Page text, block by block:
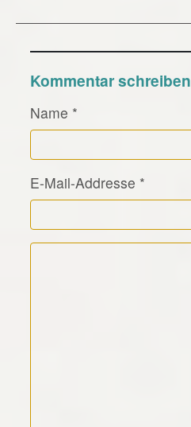
Kommentar schreiben
Name *
E-Mail-Addresse *
Kommentar Text